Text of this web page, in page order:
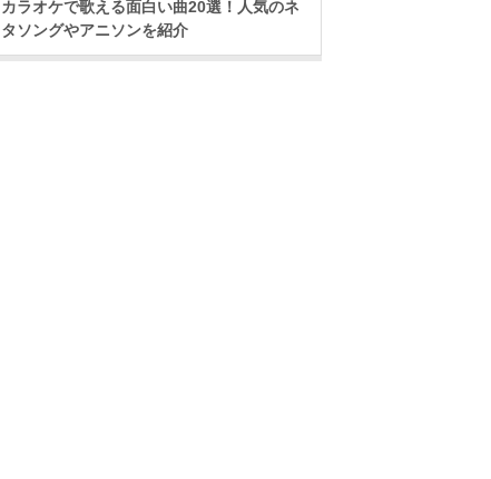
カラオケで歌える面白い曲20選！人気のネ
タソングやアニソンを紹介